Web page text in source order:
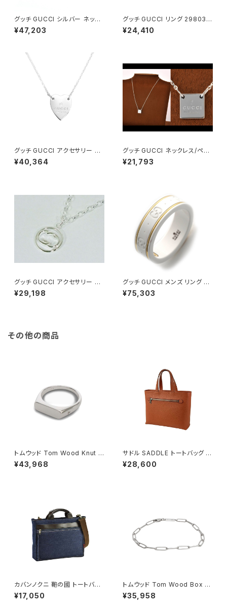
グッチ GUCCI シルバー ネック
レス 645545 J89B4 8490
レディース インターロッキングG
¥47,203
グッチ GUCCI リング 298036
-J8400-8106 7号 インターロ
ッキングG レディース シルバー
¥24,410
グッチ GUCCI アクセサリー ハ
ートプレート ネックレス 22351
2-J8400-8106
¥40,364
グッチ GUCCI ネックレス/ペン
ダント 223514-J8400-8106
¥21,793
グッチ GUCCI アクセサリー ネ
ックレス 147749-J8400-810
6 シルバー
¥29,198
グッチ GUCCI メンズ リング 指
輪 JP14号 325964-J85V5/8
062/15 ホワイト ホワイト
¥75,303
その他の商品
トムウッド Tom Wood Knut R
ing リング 100572-54 シルバ
ー
¥43,968
サドル SADDLE トートバッグ ミ
ニトート 牛革 本革 日本製 姫路
産 自立 53447-17h メンズ レ
¥28,600
カバンノクニ 鞄の國 トートバッ
グ ショルダーバッグ 2way 井原
デニム 26725-3h メンズ ネイ
¥17,050
トムウッド Tom Wood Box Br
acelet ブレスレット 100066-
70 シルバー
¥35,958